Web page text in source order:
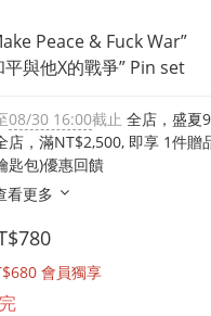
Peace & Fuck War”
平與他X的戰爭” Pin set
08/30 16:00截止 全店，盛夏
店，滿NT$2,500, 即享 1件贈
匙包)優惠回饋
看更多
會員獨享